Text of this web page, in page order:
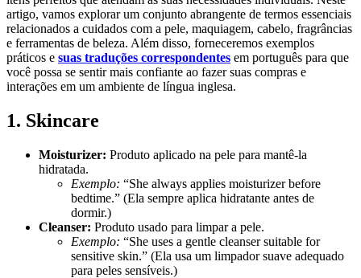
artigo, vamos explorar um conjunto abrangente de termos essenciais
relacionados a cuidados com a pele, maquiagem, cabelo, fragrâncias
e ferramentas de beleza. Além disso, forneceremos exemplos
práticos e suas traduções correspondentes em português para que
você possa se sentir mais confiante ao fazer suas compras e
interações em um ambiente de língua inglesa.
1. Skincare
Moisturizer: Produto aplicado na pele para mantê-la
hidratada.
Exemplo: “She always applies moisturizer before
bedtime.” (Ela sempre aplica hidratante antes de
dormir.)
Cleanser: Produto usado para limpar a pele.
Exemplo: “She uses a gentle cleanser suitable for
sensitive skin.” (Ela usa um limpador suave adequado
para peles sensíveis.)